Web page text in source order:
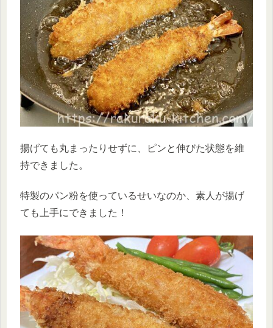
揚げても丸まったりせずに、ピンと伸びた状態を維
持できました。
特製のパン粉を使っているせいなのか、素人が揚げ
ても上手にできました！